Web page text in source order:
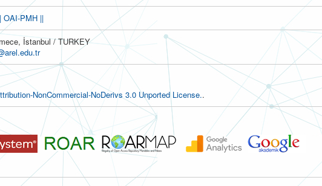
OAI-PMH ||
İstanbul / TURKEY
NonCommercial-NoDerivs 3.0 Unported License..